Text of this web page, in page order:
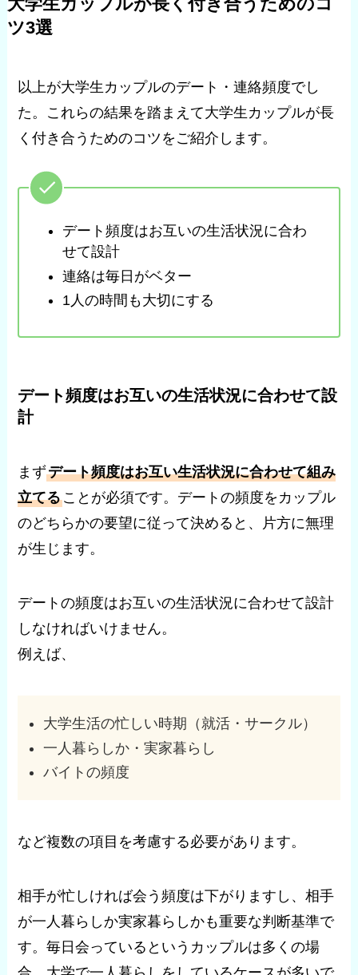
大学生カップルが長く付き合うためのコ
ツ3選
以上が大学生カップルのデート・連絡頻度でし
た。これらの結果を踏まえて大学生カップルが長
く付き合うためのコツをご紹介します。
デート頻度はお互いの生活状況に合わ
せて設計
連絡は毎日がベター
1人の時間も大切にする
デート頻度はお互いの生活状況に合わせて設
計
まずデート頻度はお互い生活状況に合わせて組み
立てることが必須です。デートの頻度をカップル
のどちらかの要望に従って決めると、片方に無理
が生じます。
デートの頻度はお互いの生活状況に合わせて設計
しなければいけません。
例えば、
大学生活の忙しい時期（就活・サークル）
一人暮らしか・実家暮らし
バイトの頻度
など複数の項目を考慮する必要があります。
相手が忙しければ会う頻度は下がりますし、相手
が一人暮らしか実家暮らしかも重要な判断基準で
す。毎日会っているというカップルは多くの場